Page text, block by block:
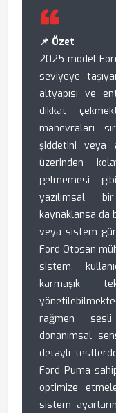
📌 Özet
2025 model
seviyeye
altyapısı ve
dikkat
manevraları
şiddetini veya
üzerinden
gelmemesi
yazılımsal
kaynaklansa da
veya sistem
Ford Otosan
sistem,
karmaşık
rağmen sesli
donanımsal
detaylı
Ford Puma
optimize
sistem